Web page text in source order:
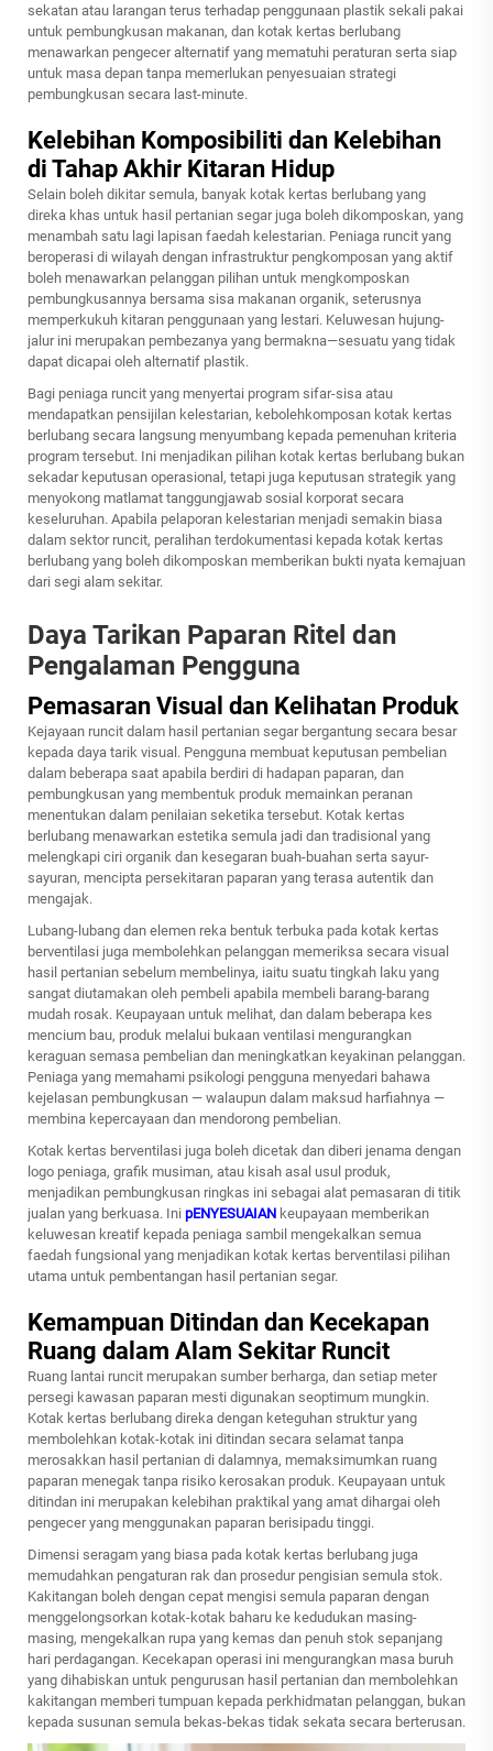
sekatan atau larangan terus terhadap penggunaan plastik sekali pakai
untuk pembungkusan makanan, dan kotak kertas berlubang
menawarkan pengecer alternatif yang mematuhi peraturan serta siap
untuk masa depan tanpa memerlukan penyesuaian strategi
pembungkusan secara last-minute.
Kelebihan Komposibiliti dan Kelebihan
di Tahap Akhir Kitaran Hidup
Selain boleh dikitar semula, banyak kotak kertas berlubang yang
direka khas untuk hasil pertanian segar juga boleh dikomposkan, yang
menambah satu lagi lapisan faedah kelestarian. Peniaga runcit yang
beroperasi di wilayah dengan infrastruktur pengkomposan yang aktif
boleh menawarkan pelanggan pilihan untuk mengkomposkan
pembungkusannya bersama sisa makanan organik, seterusnya
memperkukuh kitaran penggunaan yang lestari. Keluwesan hujung-
jalur ini merupakan pembezanya yang bermakna—sesuatu yang tidak
dapat dicapai oleh alternatif plastik.
Bagi peniaga runcit yang menyertai program sifar-sisa atau
mendapatkan pensijilan kelestarian, kebolehkomposan kotak kertas
berlubang secara langsung menyumbang kepada pemenuhan kriteria
program tersebut. Ini menjadikan pilihan kotak kertas berlubang bukan
sekadar keputusan operasional, tetapi juga keputusan strategik yang
menyokong matlamat tanggungjawab sosial korporat secara
keseluruhan. Apabila pelaporan kelestarian menjadi semakin biasa
dalam sektor runcit, peralihan terdokumentasi kepada kotak kertas
berlubang yang boleh dikomposkan memberikan bukti nyata kemajuan
dari segi alam sekitar.
Daya Tarikan Paparan Ritel dan
Pengalaman Pengguna
Pemasaran Visual dan Kelihatan Produk
Kejayaan runcit dalam hasil pertanian segar bergantung secara besar
kepada daya tarik visual. Pengguna membuat keputusan pembelian
dalam beberapa saat apabila berdiri di hadapan paparan, dan
pembungkusan yang membentuk produk memainkan peranan
menentukan dalam penilaian seketika tersebut. Kotak kertas
berlubang menawarkan estetika semula jadi dan tradisional yang
melengkapi ciri organik dan kesegaran buah-buahan serta sayur-
sayuran, mencipta persekitaran paparan yang terasa autentik dan
mengajak.
Lubang-lubang dan elemen reka bentuk terbuka pada kotak kertas
berventilasi juga membolehkan pelanggan memeriksa secara visual
hasil pertanian sebelum membelinya, iaitu suatu tingkah laku yang
sangat diutamakan oleh pembeli apabila membeli barang-barang
mudah rosak. Keupayaan untuk melihat, dan dalam beberapa kes
mencium bau, produk melalui bukaan ventilasi mengurangkan
keraguan semasa pembelian dan meningkatkan keyakinan pelanggan.
Peniaga yang memahami psikologi pengguna menyedari bahawa
kejelasan pembungkusan — walaupun dalam maksud harfiahnya —
membina kepercayaan dan mendorong pembelian.
Kotak kertas berventilasi juga boleh dicetak dan diberi jenama dengan
logo peniaga, grafik musiman, atau kisah asal usul produk,
menjadikan pembungkusan ringkas ini sebagai alat pemasaran di titik
jualan yang berkuasa. Ini pENYESUAIAN keupayaan memberikan
keluwesan kreatif kepada peniaga sambil mengekalkan semua
faedah fungsional yang menjadikan kotak kertas berventilasi pilihan
utama untuk pembentangan hasil pertanian segar.
Kemampuan Ditindan dan Kecekapan
Ruang dalam Alam Sekitar Runcit
Ruang lantai runcit merupakan sumber berharga, dan setiap meter
persegi kawasan paparan mesti digunakan seoptimum mungkin.
Kotak kertas berlubang direka dengan keteguhan struktur yang
membolehkan kotak-kotak ini ditindan secara selamat tanpa
merosakkan hasil pertanian di dalamnya, memaksimumkan ruang
paparan menegak tanpa risiko kerosakan produk. Keupayaan untuk
ditindan ini merupakan kelebihan praktikal yang amat dihargai oleh
pengecer yang menggunakan paparan berisipadu tinggi.
Dimensi seragam yang biasa pada kotak kertas berlubang juga
memudahkan pengaturan rak dan prosedur pengisian semula stok.
Kakitangan boleh dengan cepat mengisi semula paparan dengan
menggelongsorkan kotak-kotak baharu ke kedudukan masing-
masing, mengekalkan rupa yang kemas dan penuh stok sepanjang
hari perdagangan. Kecekapan operasi ini mengurangkan masa buruh
yang dihabiskan untuk pengurusan hasil pertanian dan membolehkan
kakitangan memberi tumpuan kepada perkhidmatan pelanggan, bukan
kepada susunan semula bekas-bekas tidak sekata secara berterusan.